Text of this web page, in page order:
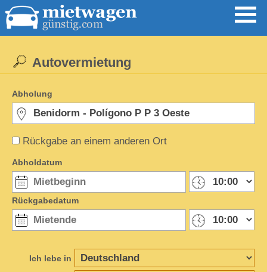
Rückgabe an einem anderen Ort
Autovermietung
Abholung
Abholdatum
Rückgabedatum
Ich lebe in